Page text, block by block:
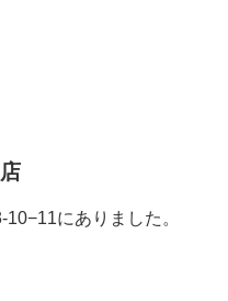
にありました。